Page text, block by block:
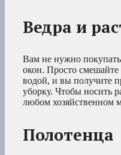
Ведра и
Вам не нужно покупать
окон. Просто
водой, и вы получите
уборку. Чтобы носить
любом хозяйственном
Полотенца